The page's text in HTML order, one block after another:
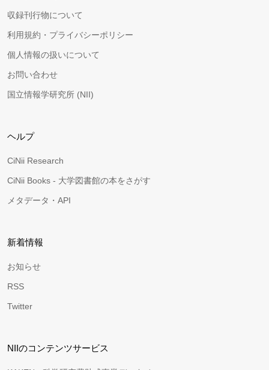
収録刊行物について
利用規約・プライバシーポリシー
個人情報の扱いについて
お問い合わせ
国立情報学研究所 (NII)
ヘルプ
CiNii Research
CiNii Books - 大学図書館の本をさがす
メタデータ・API
新着情報
お知らせ
RSS
Twitter
NIIのコンテンツサービス